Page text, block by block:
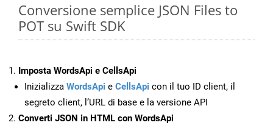
Conversione semplice JSON Files to
POT su Swift SDK
Imposta WordsApi e CellsApi
Inizializza WordsApi e CellsApi con il tuo ID client, il
segreto client, l’URL di base e la versione API
Converti JSON in HTML con WordsApi